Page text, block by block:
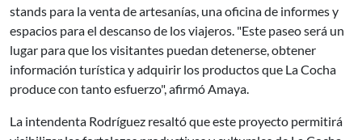
stands para la venta de artesanías, una oficina de informes y
espacios para el descanso de los viajeros. "Este paseo será un
lugar para que los visitantes puedan detenerse, obtener
información turística y adquirir los productos que La Cocha
produce con tanto esfuerzo", afirmó Amaya.
La intendenta Rodríguez resaltó que este proyecto permitirá